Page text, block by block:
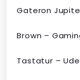
Gateron
Brown –
Tastatur –